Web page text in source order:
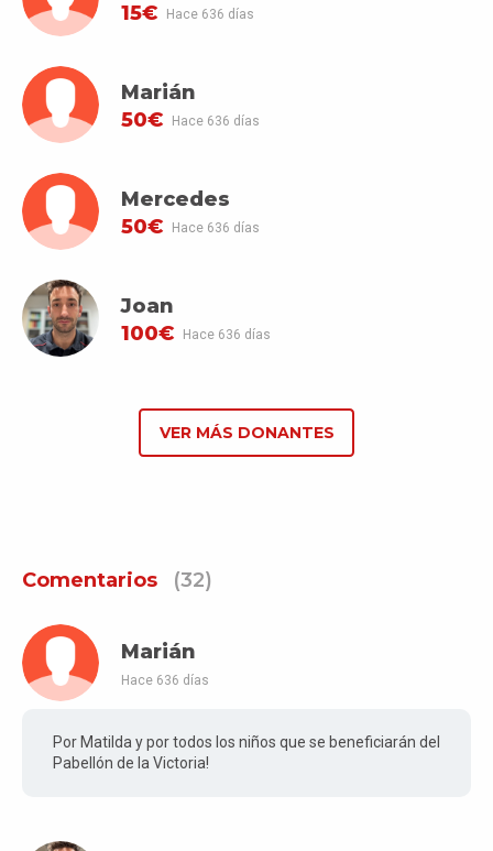
15€
Hace 636 días
Marián
50€
Hace 636 días
Mercedes
50€
Hace 636 días
Joan
100€
Hace 636 días
VER MÁS DONANTES
Comentarios (32)
Marián
Hace 636 días
Por Matilda y por todos los niños que se beneficiarán del
Pabellón de la Victoria!